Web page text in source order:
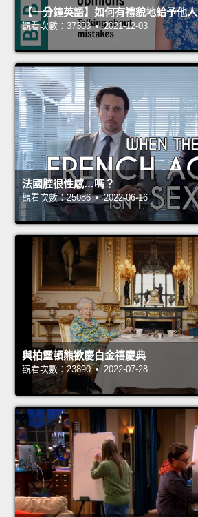
【一分鐘英語】如何有禮貌地給予他
觀看次數：37303 • 2021-12-03
法國腔很性感…嗎？
觀看次數：25086 • 2022-06-16
與柏靈頓熊歡慶白金禧慶典
觀看次數：23890 • 2022-07-28